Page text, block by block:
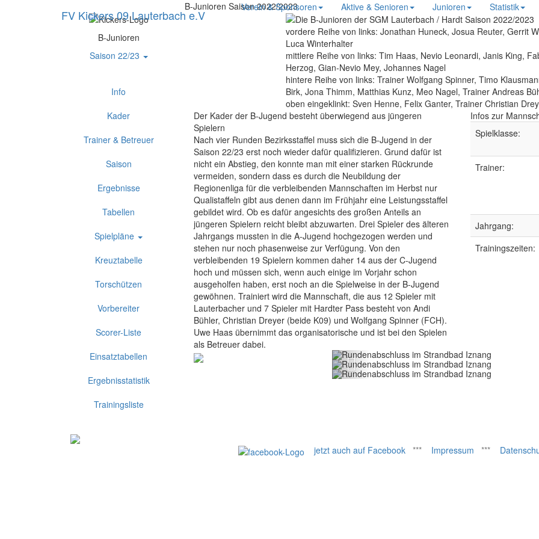
FV Kickers 09 Lauterbach e.V
Verein & Sponsoren Aktive & Senioren Junioren Statistik
B-Junioren
Saison 22/23
Info
Kader
Trainer & Betreuer
Saison
Ergebnisse
Tabellen
Spielpläne
Kreuztabelle
Torschützen
Vorbereiter
Scorer-Liste
Einsatztabellen
Ergebnisstatistik
Trainingsliste
B-Junioren Saison 2022/2023
vordere Reihe von links: Jonathan Huneck, Josua Reuter, Gerrit
Luca Winterhalter
mittlere Reihe von links: Tim Haas, Nevio Leonardi, Janis King,
Herzog, Gian-Nevio Mey, Johannes Nagel
hintere Reihe von links: Trainer Wolfgang Spinner, Timo
Birk, Jona Thimm, Matthias Kunz, Meo Nagel, Trainer Andreas
oben eingeklinkt: Sven Henne, Felix Ganter, Trainer Christian
Der Kader der B-Jugend besteht überwiegend aus jüngeren
Spielern
Nach vier Runden Bezirksstaffel muss sich die B-Jugend in der
Saison 22/23 erst noch wieder dafür qualifizieren. Grund dafür ist
nicht ein Abstieg, den konnte man mit einer starken Rückrunde
vermeiden, sondern dass es durch die Neubildung der
Regionenliga für die verbleibenden Mannschaften im Herbst nur
Qualistaffeln gibt aus denen dann im Frühjahr eine Leistungsstaffel
gebildet wird. Ob es dafür angesichts des großen Anteils an
jüngeren Spielern reicht bleibt abzuwarten. Drei Spieler des älteren
Jahrgangs mussten in die A-Jugend hochgezogen werden und
stehen nur noch phasenweise zur Verfügung. Von den
verbleibenden 19 Spielern kommen daher 14 aus der C-Jugend
hoch und müssen sich, wenn auch einige im Vorjahr schon
ausgeholfen haben, erst noch an die Spielweise in der B-Jugend
gewöhnen. Trainiert wird die Mannschaft, die aus 12 Spieler mit
Lauterbacher und 7 Spieler mit Hardter Pass besteht von Andi
Bühler, Christian Dreyer (beide K09) und Wolfgang Spinner (FCH).
Uwe Haas übernimmt das organisatorische und ist bei den Spielen
als Betreuer dabei.
Infos zur
Spielklasse:
Trainer:
Jahrgang:
Trainingszeiten:
Rundenabschluss im
Strandbad Iznang
Rundenabschluss im
Strandbad Iznang
Rundenabschluss im
Strandbad Iznang
Zurück
jetzt auch auf Facebook*** Impressum ***